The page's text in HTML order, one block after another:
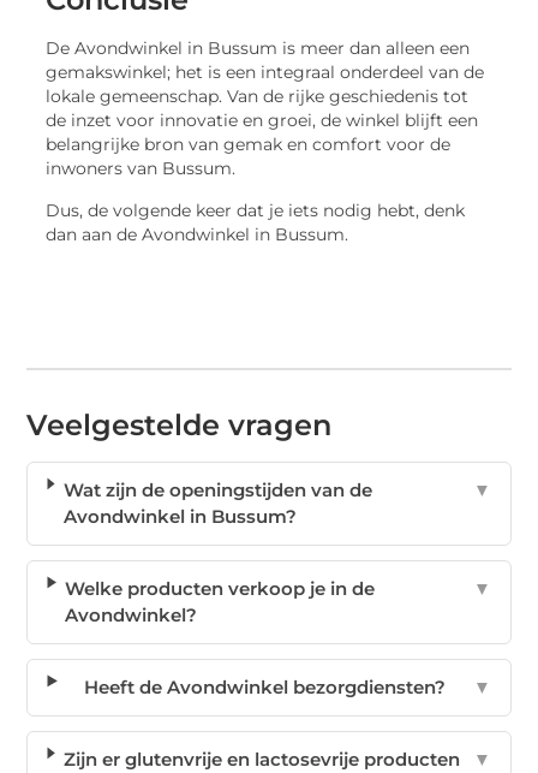
De Avondwinkel in Bussum is meer dan alleen een
gemakswinkel; het is een integraal onderdeel van de
lokale gemeenschap. Van de rijke geschiedenis tot
de inzet voor innovatie en groei, de winkel blijft een
belangrijke bron van gemak en comfort voor de
inwoners van Bussum.
Dus, de volgende keer dat je iets nodig hebt, denk
dan aan de Avondwinkel in Bussum.
Veelgestelde vragen
Wat zijn de openingstijden van de
Avondwinkel in Bussum?
▼
Welke producten verkoop je in de
Avondwinkel?
▼
Heeft de Avondwinkel bezorgdiensten? ▼
Zijn er glutenvrije en lactosevrije producten
▼